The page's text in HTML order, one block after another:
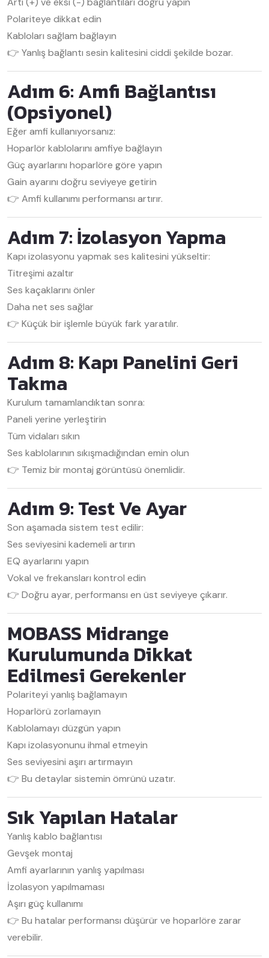
Polariteye dikkat edin
Kabloları sağlam bağlayın
👉 Yanlış bağlantı sesin kalitesini ciddi şekilde bozar.
Adım 6: Amfi Bağlantısı
(Opsiyonel)
Eğer amfi kullanıyorsanız:
Hoparlör kablolarını amfiye bağlayın
Güç ayarlarını hoparlöre göre yapın
Gain ayarını doğru seviyeye getirin
👉 Amfi kullanımı performansı artırır.
Adım 7: İzolasyon Yapma
Kapı izolasyonu yapmak ses kalitesini yükseltir:
Titreşimi azaltır
Ses kaçaklarını önler
Daha net ses sağlar
👉 Küçük bir işlemle büyük fark yaratılır.
Adım 8: Kapı Panelini Geri
Takma
Kurulum tamamlandıktan sonra:
Paneli yerine yerleştirin
Tüm vidaları sıkın
Ses kablolarının sıkışmadığından emin olun
👉 Temiz bir montaj görüntüsü önemlidir.
Adım 9: Test Ve Ayar
Son aşamada sistem test edilir:
Ses seviyesini kademeli artırın
EQ ayarlarını yapın
Vokal ve frekansları kontrol edin
👉 Doğru ayar, performansı en üst seviyeye çıkarır.
MOBASS Midrange
Kurulumunda Dikkat
Edilmesi Gerekenler
Polariteyi yanlış bağlamayın
Hoparlörü zorlamayın
Kablolamayı düzgün yapın
Kapı izolasyonunu ihmal etmeyin
Ses seviyesini aşırı artırmayın
👉 Bu detaylar sistemin ömrünü uzatır.
Sık Yapılan Hatalar
Yanlış kablo bağlantısı
Gevşek montaj
Amfi ayarlarının yanlış yapılması
İzolasyon yapılmaması
Aşırı güç kullanımı
👉 Bu hatalar performansı düşürür ve hoparlöre zarar
verebilir.